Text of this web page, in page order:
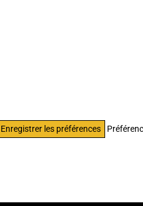
Enregistrer les préférences